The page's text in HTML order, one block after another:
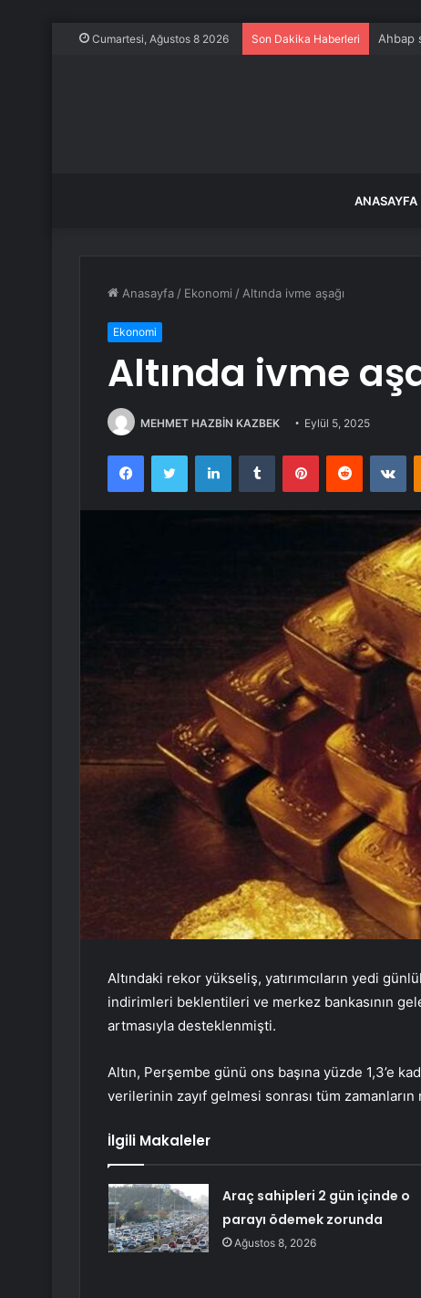
Cumartesi, Ağustos 8 2026 Son Dakika Haberleri Ahbap
ANASAYFA
Anasayfa / Ekonomi / Altında ivme aşağı
Ekonomi
Altında ivme
MEHMET HAZBİN KAZBEK Eylül 5, 2025
FacebookTwitter LinkedInTumblr PinterestReddit
Altındaki rekor yükseliş, yatırımcıların yedi
indirimleri beklentileri ve merkez bankasının
artmasıyla desteklenmişti.
Altın, Perşembe günü ons başına yüzde 1,3’e
verilerinin zayıf gelmesi sonrası tüm
İlgili Makaleler
Araç sahipleri 2 gün içinde o
parayı ödemek zorunda
Ağustos 8, 2026